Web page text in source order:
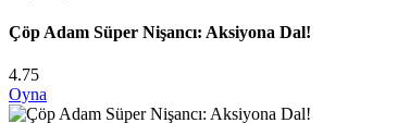
Çöp Adam Süper Nişancı: Aksiyona Dal!
4.75
Oyna